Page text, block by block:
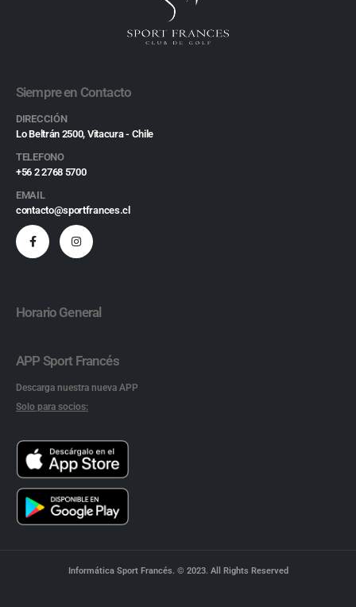
Siempre en Contacto
DIRECCIÓN
Lo Beltrán 2500, Vitacura - Chile
TELEFONO
+56 2 2768 5700
EMAIL
contacto@sportfrances.cl
Horario General
APP Sport Francés
Descarga nuestra nueva APP
Solo para socios:
Informática Sport Francés. © 2023. All Rights Reserved